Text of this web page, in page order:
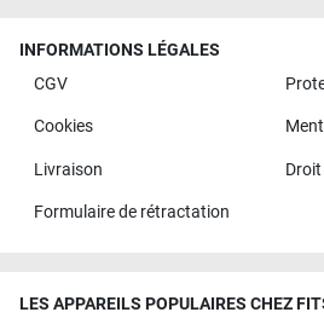
INFORMATIONS LÉGALES
CGV
Cookies
Livraison
Formulaire de rétractation
LES APPAREILS POPULAIRES CHEZ